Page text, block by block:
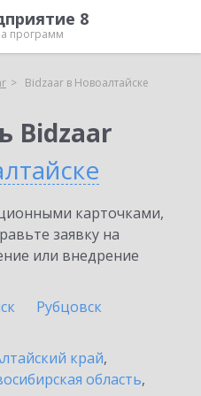
8
программ
Bidzaar в Новоалтайске
Bidzaar
карточками,
заявку на
или внедрение
Рубцовск
край,
область,